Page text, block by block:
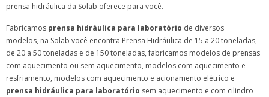
prensa hidráulica da Solab oferece para você.
Fabricamos prensa hidráulica para laboratório de diversos
modelos, na Solab você encontra Prensa Hidráulica de 15 a 20 toneladas,
de 20 a 50 toneladas e de 150 toneladas, fabricamos modelos de prensas
com aquecimento ou sem aquecimento, modelos com aquecimento e
resfriamento, modelos com aquecimento e acionamento elétrico e
prensa hidráulica para laboratório sem aquecimento e com cilindro